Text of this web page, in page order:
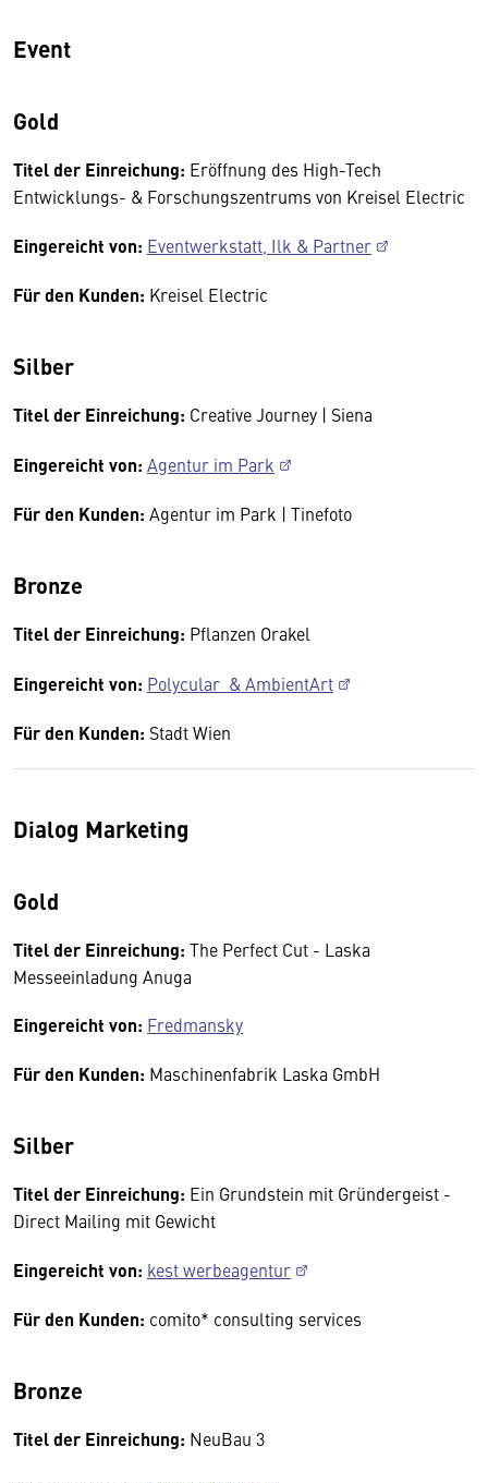
Event
Gold
Titel der Einreichung: Eröffnung des High-Tech
Entwicklungs- & Forschungszentrums von Kreisel Electric
Eingereicht von: Eventwerkstatt, Ilk & Partner
Für den Kunden: Kreisel Electric
Silber
Titel der Einreichung: Creative Journey | Siena
Eingereicht von: Agentur im Park
Für den Kunden: Agentur im Park | Tinefoto
Bronze
Titel der Einreichung: Pflanzen Orakel
Eingereicht von: Polycular & AmbientArt
Für den Kunden: Stadt Wien
Dialog Marketing
Gold
Titel der Einreichung: The Perfect Cut - Laska
Messeeinladung Anuga
Eingereicht von: Fredmansky
Für den Kunden: Maschinenfabrik Laska GmbH
Silber
Titel der Einreichung: Ein Grundstein mit Gründergeist -
Direct Mailing mit Gewicht
Eingereicht von: kest werbeagentur
Für den Kunden: comito* consulting services
Bronze
Titel der Einreichung: NeuBau 3